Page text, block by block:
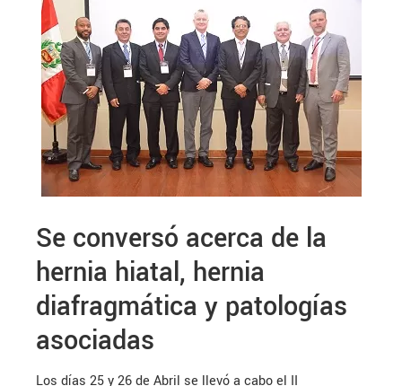
Se conversó acerca de la
hernia hiatal, hernia
diafragmática y patologías
asociadas
Los días 25 y 26 de Abril se llevó a cabo el II